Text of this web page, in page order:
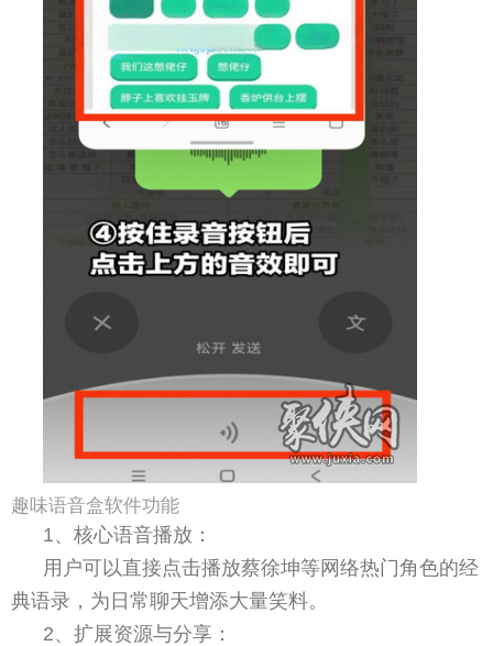
趣味语音盒软件功能
1、核心语音播放：
用户可以直接点击播放蔡徐坤等网络热门角色的经
典语录，为日常聊天增添大量笑料。
2、扩展资源与分享：